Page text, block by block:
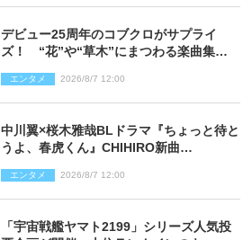
デビュー25周年のコブクロがサプライ
ズ！ “花”や“草木”にまつわる楽曲集め
信リリース
エンタメ 2026/8/7 12:00
中川翼×桜木雅哉BLドラマ『ちょっと待と
うよ、春虎くん』CHIHIRO新曲
エンタメ 2026/8/7 12:00
「宇宙戦艦ヤマト2199」シリーズ人気投